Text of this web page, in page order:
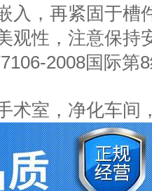
入，再紧固于槽
观性，注意保持
2008国际第8
术室，净化车间